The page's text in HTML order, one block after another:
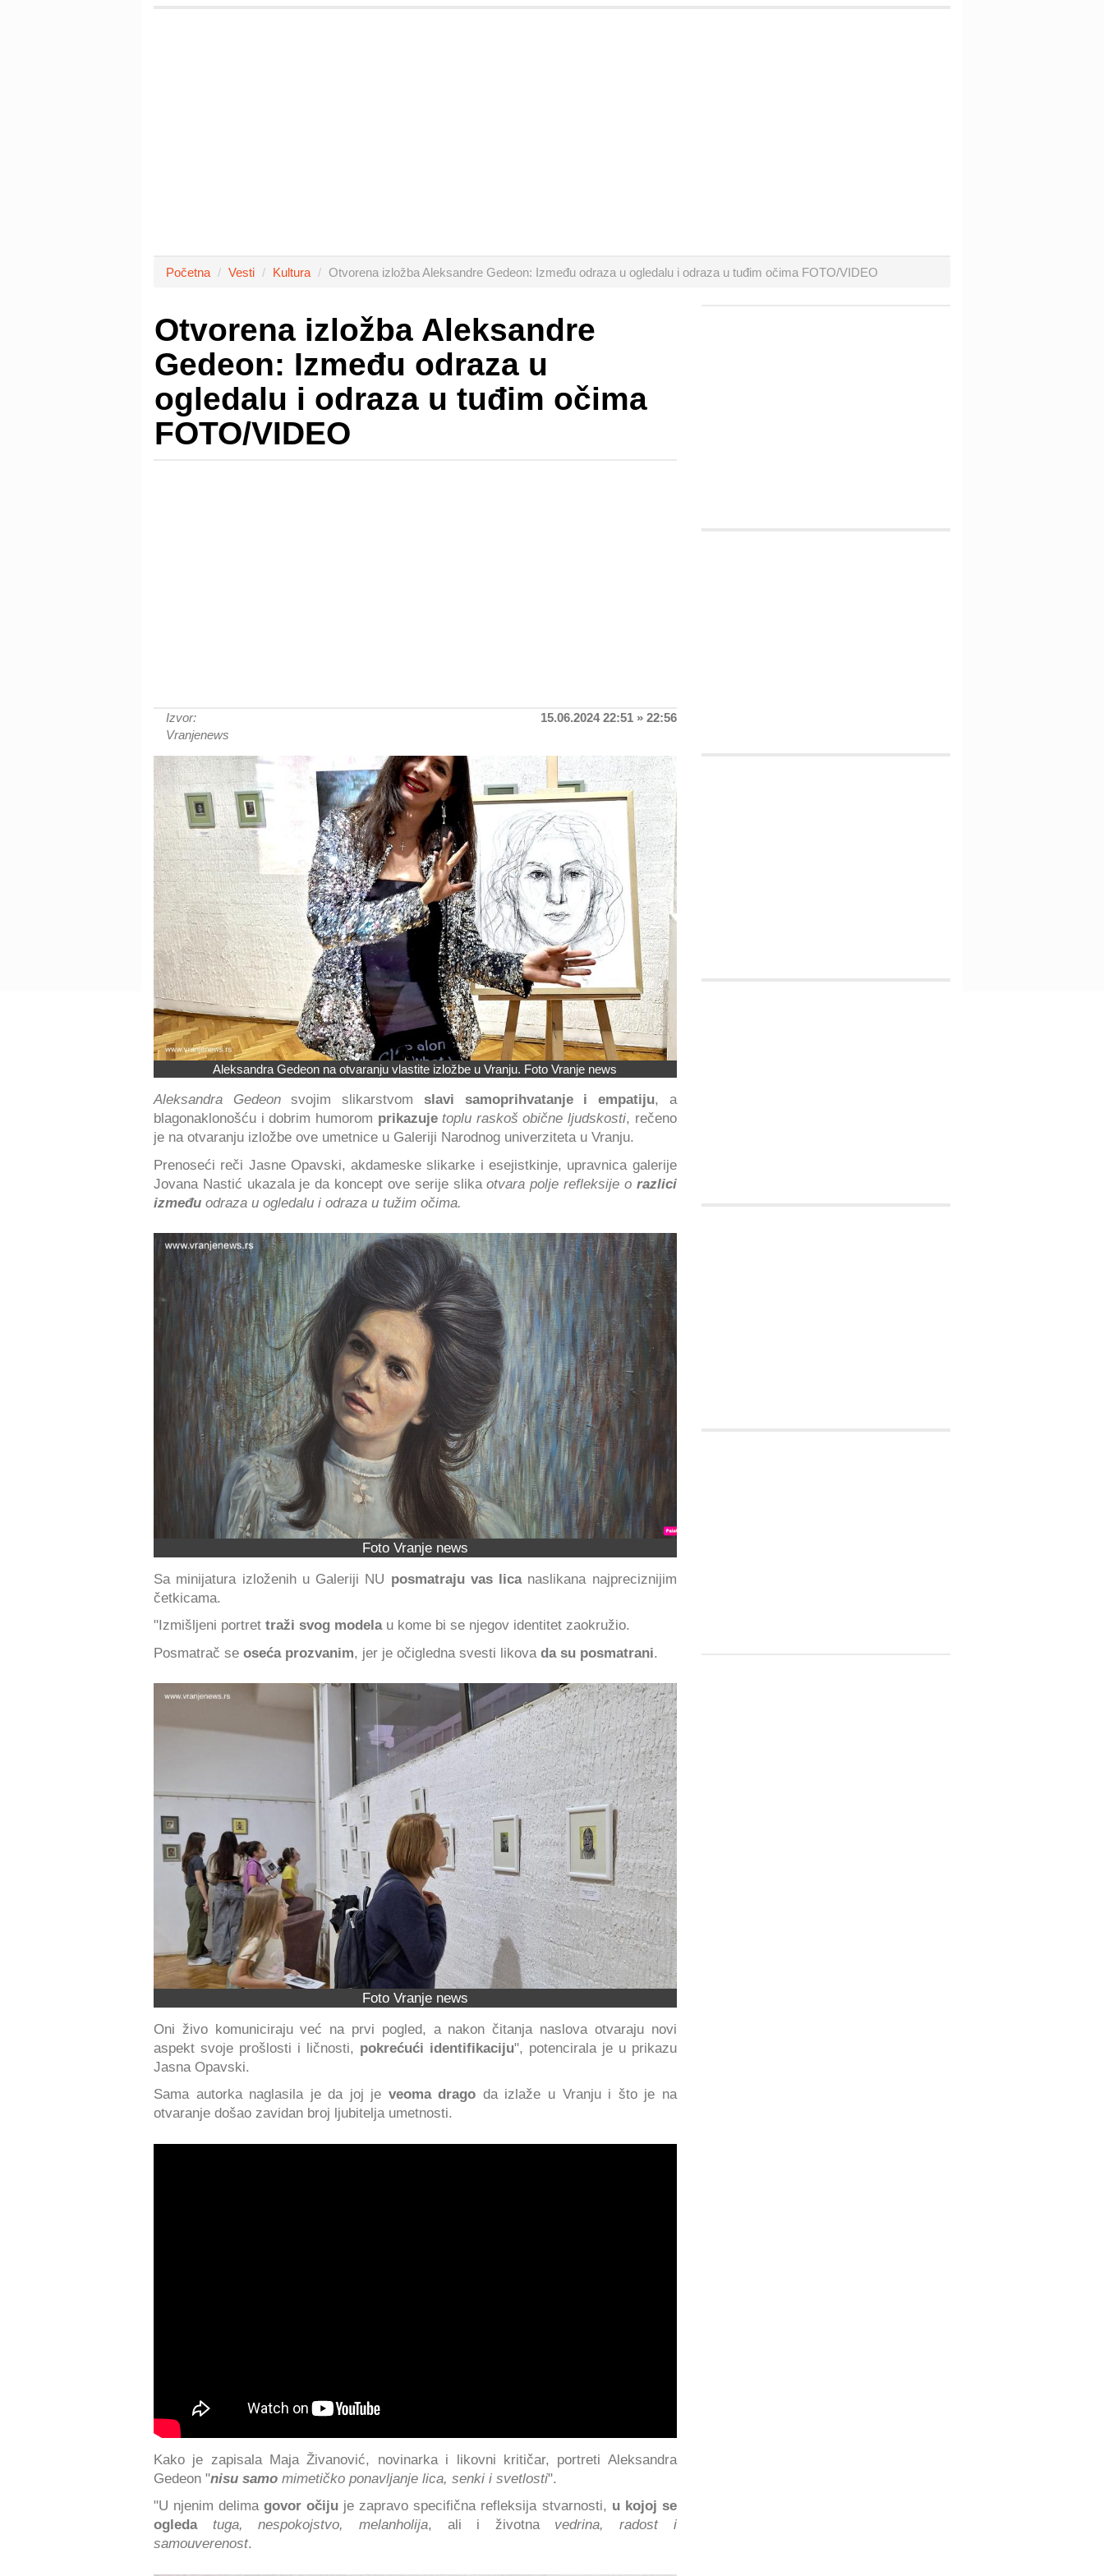
Početna Vesti Kultura Otvorena izložba Aleksandre Gedeon: Između odraza u ogledalu i odraza u tuđim očima FOTO/VIDEO
Otvorena izložba Aleksandre
Gedeon: Između odraza u
ogledalu i odraza u tuđim očima
FOTO/VIDEO
Izvor:
Vranjenews
15.06.2024 22:51 » 22:56
Aleksandra Gedeon na otvaranju vlastite izložbe u Vranju. Foto Vranje news
Aleksandra Gedeonsvojim slikarstvom slavi samoprihvatanje i empatiju, a
blagonaklonošću i dobrim humorom prikazuje toplu raskoš obične ljudskosti, rečeno
je na otvaranju izložbe ove umetnice u Galeriji Narodnog univerziteta u Vranju.
Prenoseći reči Jasne Opavski, akdameske slikarke i esejistkinje, upravnica galerije
Jovana Nastić ukazala je da koncept ove serije slikaotvara polje refleksije o razlici
između odraza u ogledalu i odraza u tužim očima.
Foto Vranje news
Sa minijatura izloženih u Galeriji NU posmatraju vas licanaslikana najpreciznijim
četkicama.
"Izmišljeni portret traži svog modelau kome bi se njegov identitet zaokružio.
Posmatrač se oseća prozvanim, jer je očigledna svesti likova da su posmatrani.
Foto Vranje news
Oni živo komuniciraju već na prvi pogled, a nakon čitanja naslova otvaraju novi
aspekt svoje prošlosti i ličnosti, pokrećući identifikaciju", potencirala je u prikazu
Jasna Opavski.
Sama autorka naglasila je da joj je veoma drago da izlaže u Vranju i što je na
otvaranje došao zavidan broj ljubitelja umetnosti.
Kako je zapisala Maja Živanović, novinarka i likovni kritičar, portreti Aleksandra
Gedeon "nisu samo mimetičko ponavljanje lica, senki i svetlosti".
"U njenim delimagovor očiju je zapravo specifična refleksija stvarnosti, u kojoj se
ogleda
tuga, nespokojstvo, melanholija, ali i životna vedrina, radost i
samouverenost.